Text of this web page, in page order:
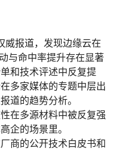
报道，发现边缘云在
与命中率提升存在显著
和技术评述中反复提
多家媒体的专题中层出
道的趋势分析。
在多源材料中被反复强
企的场景里。
商的公开技术白皮书和